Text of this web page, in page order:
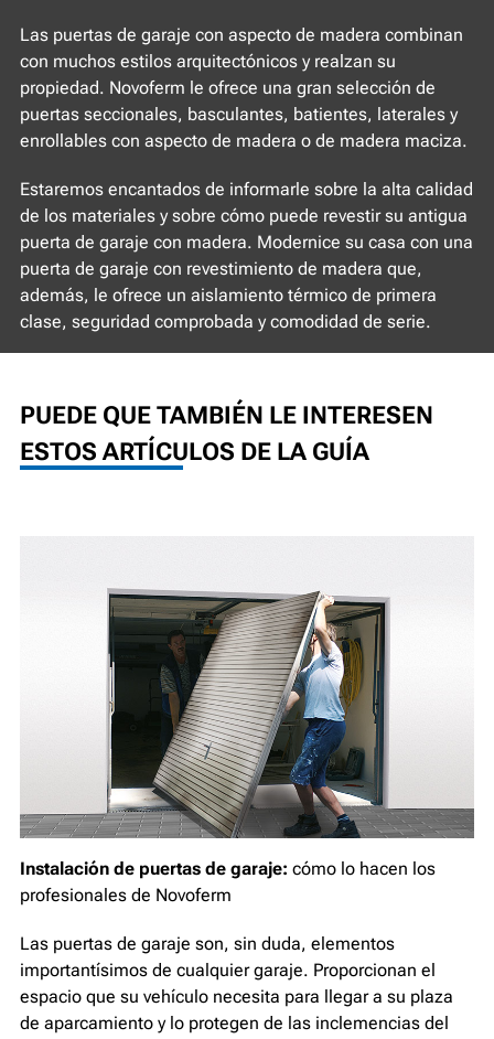
Las puertas de garaje con aspecto de madera combinan
con muchos estilos arquitectónicos y realzan su
propiedad. Novoferm le ofrece una gran selección de
puertas seccionales, basculantes, batientes, laterales y
enrollables con aspecto de madera o de madera maciza.
Estaremos encantados de informarle sobre la alta calidad
de los materiales y sobre cómo puede revestir su antigua
puerta de garaje con madera. Modernice su casa con una
puerta de garaje con revestimiento de madera que,
además, le ofrece un aislamiento térmico de primera
clase, seguridad comprobada y comodidad de serie.
PUEDE QUE TAMBIÉN LE INTERESEN
ESTOS ARTÍCULOS DE LA GUÍA
Instalación de puertas de garaje: cómo lo hacen los
profesionales de Novoferm
Las puertas de garaje son, sin duda, elementos
importantísimos de cualquier garaje. Proporcionan el
espacio que su vehículo necesita para llegar a su plaza
de aparcamiento y lo protegen de las inclemencias del